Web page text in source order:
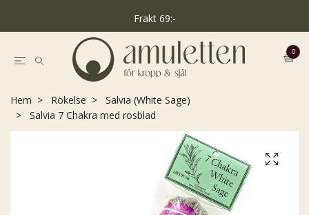
Frakt 69:-
0
Hem Rökelse
Salvia (White Sage)
Salvia 7 Chakra med rosblad